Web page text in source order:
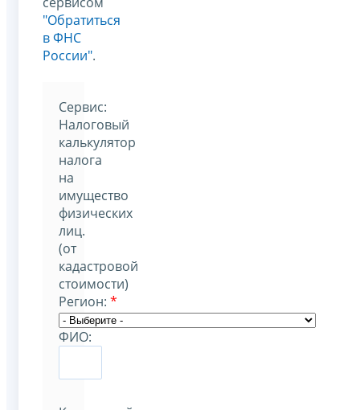
"Обратиться
в ФНС
России".
Cервис:
Налоговый
калькулятор
налога
на
имущество
физических
лиц.
(от
кадастровой
стоимости)
Регион: *
ФИО: